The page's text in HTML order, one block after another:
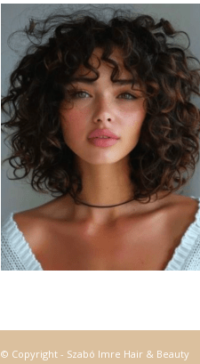
© Copyright - Szabó Imre Hair & Beauty